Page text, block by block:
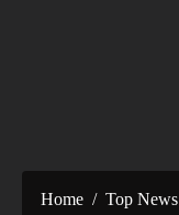
Home
Top News